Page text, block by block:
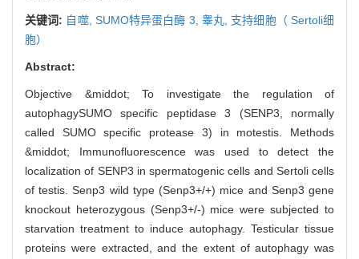
关键词: 自噬, SUMO特异蛋白酶 3, 睾丸, 支持细胞（ Sertoli细
胞）
Abstract:
Objective &middot; To investigate the regulation of
autophagySUMO specific peptidase 3 (SENP3, normally
called SUMO specific protease 3) in motestis. Methods
&middot; Immunofluorescence was used to detect the
localization of SENP3 in spermatogenic cells and Sertoli cells
of testis. Senp3 wild type (Senp3+/+) mice and Senp3 gene
knockout heterozygous (Senp3+/-) mice were subjected to
starvation treatment to induce autophagy. Testicular tissue
proteins were extracted, and the extent of autophagy was